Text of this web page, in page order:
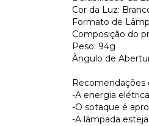
Cor da Luz:
Formato de
Composição do
Peso: 94g
Ângulo de
Recomendações
-A energia
-O sotaque é
-A lâmpada